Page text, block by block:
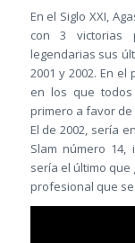
En el Siglo XXI,
con 3 victorias
legendarias sus
2001 y 2002. En
en los que
primero a favor
El de 2002, sería
Slam número 14,
sería el último que
profesional que